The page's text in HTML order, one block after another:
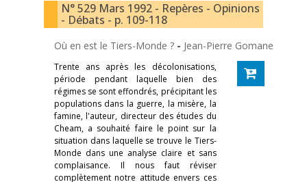
N° 529 Mars 1992 - Repères - Opinions
- Débats - p. 109-118
Où en est le Tiers-Monde ? - Jean-Pierre Gomane
Trente ans après les décolonisations,
période pendant laquelle bien des
régimes se sont effondrés, précipitant les
populations dans la guerre, la misère, la
famine, l'auteur, directeur des études du
Cheam, a souhaité faire le point sur la
situation dans laquelle se trouve le Tiers-
Monde dans une analyse claire et sans
complaisance. Il nous faut réviser
complètement notre attitude envers ces